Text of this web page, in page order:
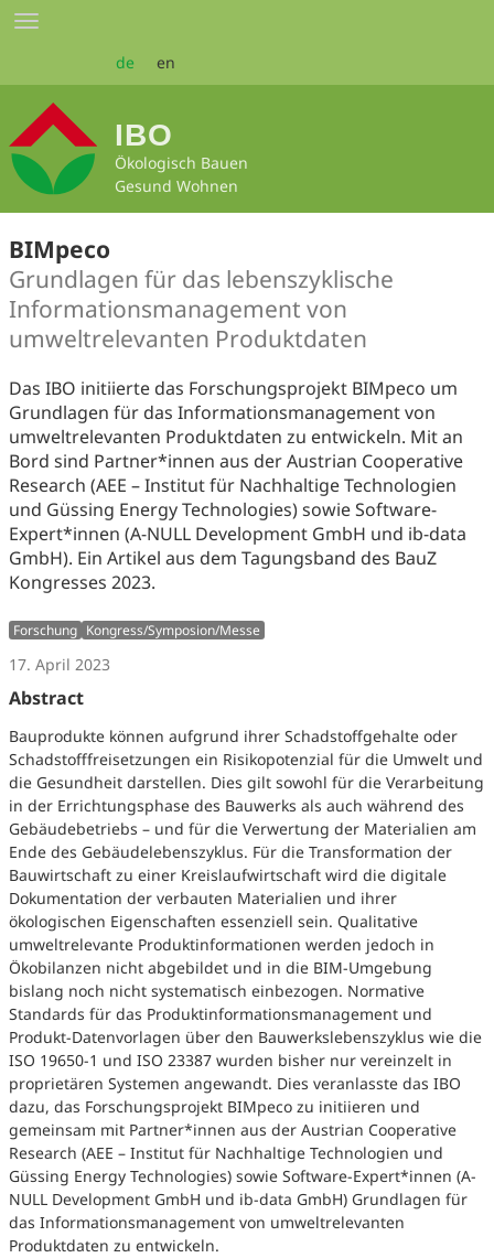
Zum
Seiteninhalt
Toggle
de en
IBO
Ökologisch Bauen
Gesund Wohnen
BIMpeco
Grundlagen für das lebenszyklische
Informationsmanagement von
umweltrelevanten Produktdaten
Das IBO initiierte das Forschungsprojekt BIMpeco um
Grundlagen für das Informationsmanagement von
umweltrelevanten Produktdaten zu entwickeln. Mit an
Bord sind Partner*innen aus der Austrian Cooperative
Research (AEE – Institut für Nachhaltige Technologien
und Güssing Energy Technologies) sowie Software-
Expert*innen (A-NULL Development GmbH und ib-data
GmbH). Ein Artikel aus dem Tagungsband des BauZ
Kongresses 2023.
Forschung Kongress/Symposion/Messe
17. April 2023
Abstract
Bauprodukte können aufgrund ihrer Schadstoffgehalte oder
Schadstofffreisetzungen ein Risikopotenzial für die Umwelt und
die Gesundheit darstellen. Dies gilt sowohl für die Verarbeitung
in der Errichtungsphase des Bauwerks als auch während des
Gebäudebetriebs – und für die Verwertung der Materialien am
Ende des Gebäudelebenszyklus. Für die Transformation der
Bauwirtschaft zu einer Kreislaufwirtschaft wird die digitale
Dokumentation der verbauten Materialien und ihrer
ökologischen Eigenschaften essenziell sein. Qualitative
umweltrelevante Produktinformationen werden jedoch in
Ökobilanzen nicht abgebildet und in die BIM-Umgebung
bislang noch nicht systematisch einbezogen. Normative
Standards für das Produktinformationsmanagement und
Produkt-Datenvorlagen über den Bauwerkslebenszyklus wie die
ISO 19650-1 und ISO 23387 wurden bisher nur vereinzelt in
proprietären Systemen angewandt. Dies veranlasste das IBO
dazu, das Forschungsprojekt BIMpeco zu initiieren und
gemeinsam mit Partner*innen aus der Austrian Cooperative
Research (AEE – Institut für Nachhaltige Technologien und
Güssing Energy Technologies) sowie Software-Expert*innen (A-
NULL Development GmbH und ib-data GmbH) Grundlagen für
das Informationsmanagement von umweltrelevanten
Produktdaten zu entwickeln.